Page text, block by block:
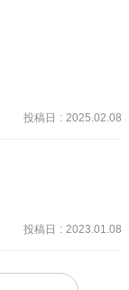
をしていた。その
専念していた。
行に興味を失う。
投稿日 : 2025.02.08
た！
ン、キルア、ヒソ
に成功！
投稿日 : 2023.01.08